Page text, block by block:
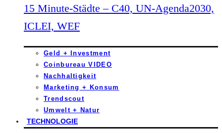
15 Minute-Städte – C40, UN-Agenda2030,
ICLEI, WEF
Geld + Investment
Coinbureau VIDEO
Nachhaltigkeit
Marketing + Konsum
Trendscout
Umwelt + Natur
TECHNOLOGIE